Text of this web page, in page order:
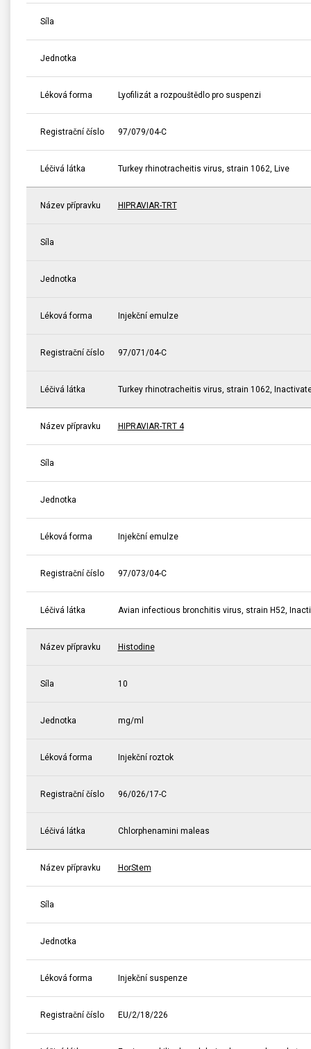
Síla
Jednotka
Léková forma Lyofilizát a rozpouštědlo pro suspenzi
Registrační číslo 97/079/04-C
Léčivá látka Turkey rhinotracheitis virus, strain 1062, Live
Název přípravku HIPRAVIAR-TRT
Síla
Jednotka
Léková forma Injekční emulze
Registrační číslo 97/071/04-C
Léčivá látka Turkey rhinotracheitis virus, strain 1062,
Název přípravku HIPRAVIAR-TRT 4
Síla
Jednotka
Léková forma Injekční emulze
Registrační číslo 97/073/04-C
Léčivá látka Avian infectious bronchitis virus, strain H52,
Název přípravku Histodine
Síla 10
Jednotka mg/ml
Léková forma Injekční roztok
Registrační číslo 96/026/17-C
Léčivá látka Chlorphenamini maleas
Název přípravku HorStem
Síla
Jednotka
Léková forma Injekční suspenze
Registrační číslo EU/2/18/226